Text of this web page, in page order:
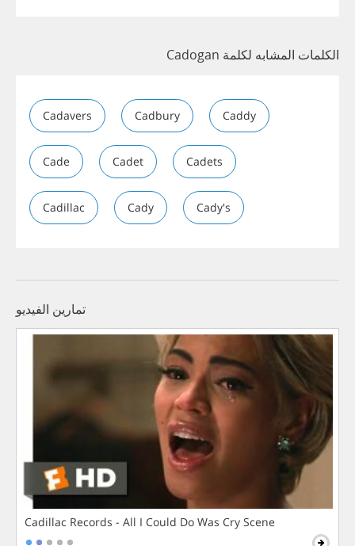
الكلمات المشابه لكلمة Cadogan
Cadavers Cadbury Caddy
Cade Cadet Cadets
Cadillac Cady Cady's
تمارين الفيديو
Cadillac Records - All I Could Do Was Cry Scene